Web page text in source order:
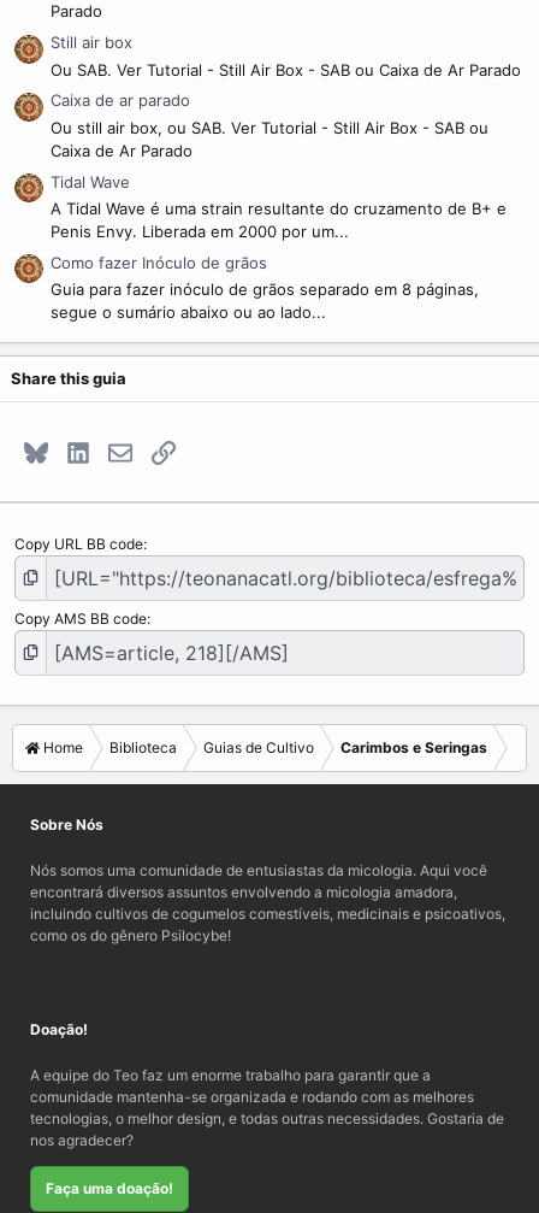
Parado
Still air box
Ou SAB. Ver Tutorial - Still Air Box - SAB ou Caixa de Ar Parado
Caixa de ar parado
Ou still air box, ou SAB. Ver Tutorial - Still Air Box - SAB ou
Caixa de Ar Parado
Tidal Wave
A Tidal Wave é uma strain resultante do cruzamento de B+ e
Penis Envy. Liberada em 2000 por um...
Como fazer Inóculo de grãos
Guia para fazer inóculo de grãos separado em 8 páginas,
segue o sumário abaixo ou ao lado...
Share this guia
BlueskyLinkedInE-mailLink
Copy URL BB code
Copy AMS BB code
Home Biblioteca Guias de Cultivo Carimbos e Seringas
Sobre Nós
Nós somos uma comunidade de entusiastas da micologia. Aqui você
encontrará diversos assuntos envolvendo a micologia amadora,
incluindo cultivos de cogumelos comestíveis, medicinais e psicoativos,
como os do gênero Psilocybe!
Doação!
A equipe do Teo faz um enorme trabalho para garantir que a
comunidade mantenha-se organizada e rodando com as melhores
tecnologias, o melhor design, e todas outras necessidades. Gostaria de
nos agradecer?
Faça uma doação!